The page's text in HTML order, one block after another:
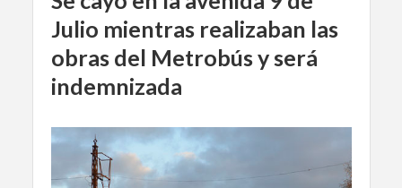
Julio mientras realizaban las
obras del Metrobús y será
indemnizada